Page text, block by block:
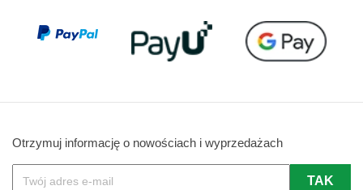
Otrzymuj informację o nowościach i wyprzedażach